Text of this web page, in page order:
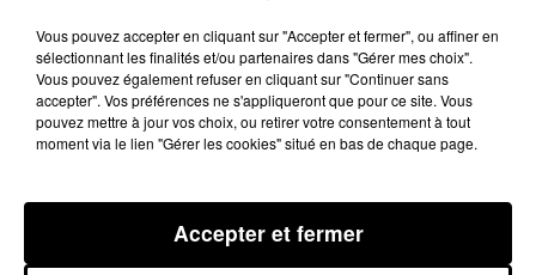
30 mai 2026 - 6 min 45 sec
JOUR DE MARCHÉ SUR 100% DU 30/05/2026
Bousquet et ses expertys
Vous pouvez accepter en cliquant sur "Accepter et fermer", ou affiner en
sélectionnant les finalités et/ou partenaires dans "Gérer mes choix".
Vous pouvez également refuser en cliquant sur "Continuer sans
accepter". Vos préférences ne s'appliqueront que pour ce site. Vous
pouvez mettre à jour vos choix, ou retirer votre consentement à tout
moment via le lien "Gérer les cookies" situé en bas de chaque page.
Accepter et fermer